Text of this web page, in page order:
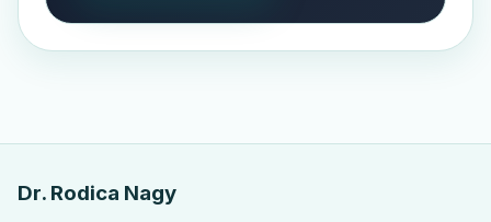
Dr. Rodica Nagy